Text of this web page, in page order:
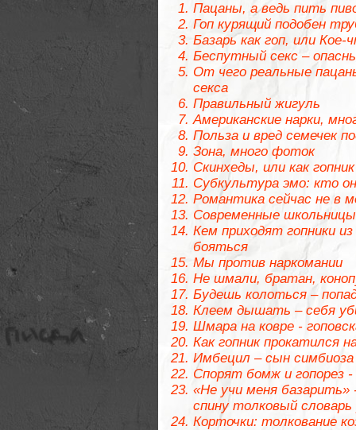
Пацаны, а ведь пить
Гоп курящий подобен
Базарь как гоп, или
Беспутный секс –
От чего реальные
секса
Правильный жигуль
Американские нарки,
Польза и вред семечек
Зона, много фоток
Скинхеды, или как
Субкультура эмо: кто
Романтика сейчас не в
Современные
Кем приходят гопники
бояться
Мы против наркомании
Не шмали, братан,
Будешь колоться –
Клеем дышать – себя
Шмара на ковре -
Как гопник прокатился
Имбецил – сын
Спорят бомж и гопорез
«Не учи меня базарить»
спину толковый словарь
Корточки: толкование